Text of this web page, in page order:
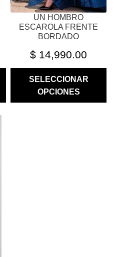
UN HOMBRO
ESCAROLA FRENTE
BORDADO
$ 14,990.00
SELECCIONAR
OPCIONES
PÁGINA
PRODUCTO